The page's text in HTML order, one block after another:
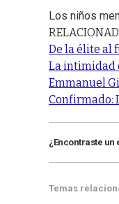
Los niños
De la élite al
La intimidad
Emmanuel
Confirmado:
¿Encontraste un
Temas